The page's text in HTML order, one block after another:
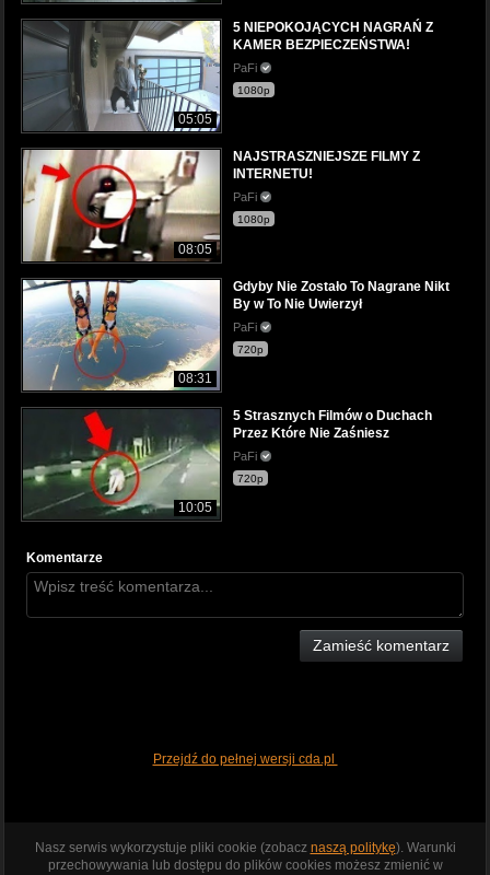
05:05
5 NIEPOKOJĄCYCH NAGRAŃ Z
KAMER BEZPIECZEŃSTWA!
PaFi
1080p
08:05
NAJSTRASZNIEJSZE FILMY Z
INTERNETU!
PaFi
1080p
08:31
Gdyby Nie Zostało To Nagrane Nikt
By w To Nie Uwierzył
PaFi
720p
10:05
5 Strasznych Filmów o Duchach
Przez Które Nie Zaśniesz
PaFi
720p
Komentarze
Zamieść komentarz
Przejdź do pełnej wersji cda.pl
Nasz serwis wykorzystuje pliki cookie (zobacz naszą politykę). Warunki
przechowywania lub dostępu do plików cookies możesz zmienić w